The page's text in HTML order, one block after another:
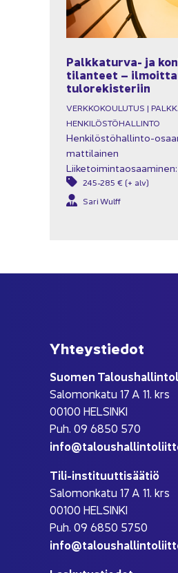
Palkkaturva-​ ja
ti­lan­teet –
tu­lo­re­kis­te­riin
VERK­KO­KOU­LU­TUS |
HEN­KI­LÖS­TÖ­HAL­LIN­TO
Henkilöstöhallinto-​
mat­ti­lai­nen
245-285 € (+ alv)
Sari Wulff
Yh­teys­tie­dot
Suo­men
Sa­lo­mon­ka­tu 17 A 11. krs
00100 HEL­SIN­KI
Puh. 09 6850 570
Tili-​instituuttisäätiö
Sa­lo­mon­ka­tu 17 A 11. krs
00100 HEL­SIN­KI
Puh. 09 6850 5750